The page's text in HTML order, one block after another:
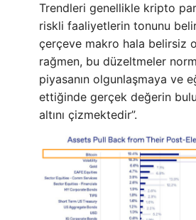
Trendleri genellikle kripto
riskli faaliyetlerin tonunu
çerçeve makro hala belirsiz
rağmen, bu düzeltmeler
piyasanın olgunlaşmaya ve
ettiğinde gerçek değerin
altını çizmektedir”.